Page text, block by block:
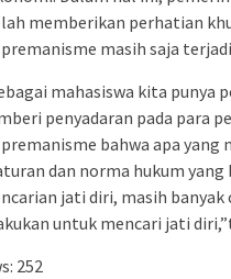
memberikan perhatian
masih saja
mahasiswa kita punya
penyadaran pada para
bahwa apa yang
dan norma hukum yang
jati diri, masih
untuk mencari jati
252